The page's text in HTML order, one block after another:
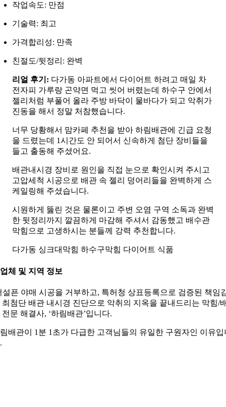
작업속도: 만점
기술력: 최고
가격합리성: 만족
친절도/뒷정리: 완벽
리얼 후기: 다가동 아파트에서 다이어트 하려고 매일 차
전자피 가루랑 곤약면 먹고 씻어 버렸는데 하수구 안에서
젤리처럼 부풀어 올라 주방 바닥이 물바다가 되고 악취가
진동을 해서 정말 처참했습니다.
너무 당황해서 맘카페 추천을 받아 하림배관에 긴급 요청
을 드렸는데 1시간도 안 되어서 신속하게 첨단 장비들을
들고 출동해 주셨어요.
배관내시경 장비로 원인을 직접 눈으로 확인시켜 주시고
고압세척 시공으로 배관 속 젤리 덩어리들을 완벽하게 스
케일링해 주셨습니다.
시원하게 뚫린 것은 물론이고 주변 오염 구역 소독과 완벽
한 뒷정리까지 깔끔하게 마감해 주셔서 감동했고 배수관
막힘으로 고생하시는 분들께 강력 추천합니다.
다가동 싱크대막힘 하수구막힘 다이어트 식품
체 및 지역 정보
설픈 야매 시공을 거부하고, 특허청 상표등록으로 검증된 책임
최첨단 배관 내시경 진단으로 악취의 지옥을 끝내드리는 막힘/
전문 해결사, ‘하림배관’입니다.
배관이 1분 1초가 다급한 고객님들의 유일한 구원자인 이유입